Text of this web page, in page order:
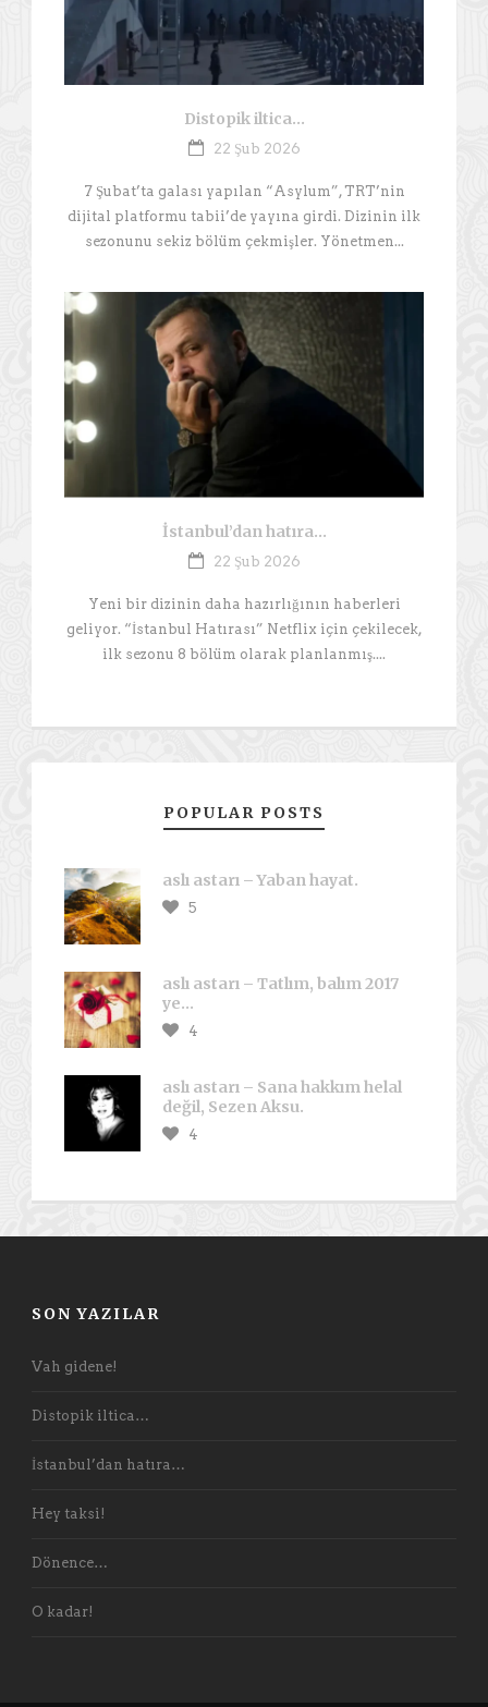
Distopik iltica…
22 Şub 2026
7 Şubat’ta galası yapılan “Asylum”, TRT’nin
dijital platformu tabii’de yayına girdi. Dizinin ilk
sezonunu sekiz bölüm çekmişler. Yönetmen...
İstanbul’dan hatıra…
22 Şub 2026
Yeni bir dizinin daha hazırlığının haberleri
geliyor. “İstanbul Hatırası” Netflix için çekilecek,
ilk sezonu 8 bölüm olarak planlanmış....
POPULAR POSTS
aslı astarı – Yaban hayat.
5
aslı astarı – Tatlım, balım 2017
ye…
4
aslı astarı – Sana hakkım helal
değil, Sezen Aksu.
4
SON YAZILAR
Vah gidene!
Distopik iltica…
İstanbul’dan hatıra…
Hey taksi!
Dönence…
O kadar!